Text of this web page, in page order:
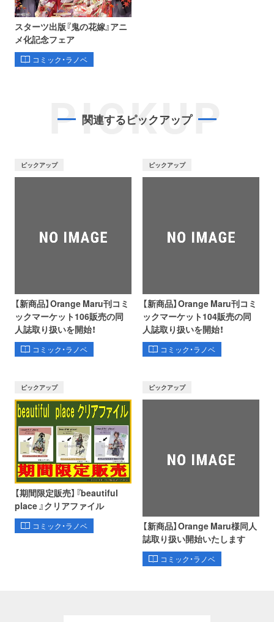
スターツ出版『鬼の花嫁』アニ
メ化記念フェア
コミック・ラノベ
PICKUP
関連するピックアップ
ピックアップ
【新商品】Orange Maru刊コミ
ックマーケット106販売の同
人誌取り扱いを開始！
コミック・ラノベ
ピックアップ
【新商品】Orange Maru刊コミ
ックマーケット104販売の同
人誌取り扱いを開始！
コミック・ラノベ
ピックアップ
【期間限定販売】『beautiful
place 』クリアファイル
コミック・ラノベ
ピックアップ
【新商品】Orange Maru様同人
誌取り扱い開始いたします
コミック・ラノベ